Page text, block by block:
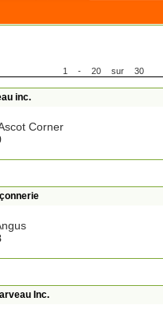
1 - 20 sur 30
inc.
Corner
Inc.